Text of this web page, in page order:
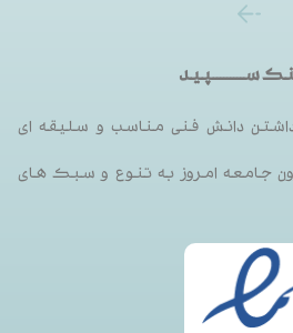
ســـــــــپید
دانش فنی مناسب و سلیقه ای
جامعه امروز به تنوع و سبک های